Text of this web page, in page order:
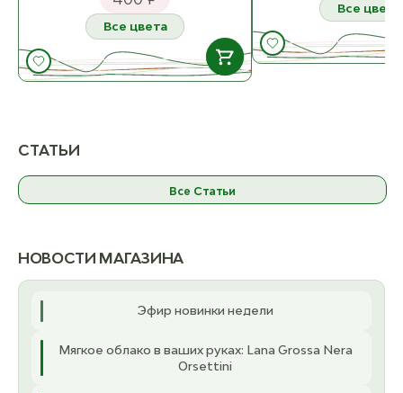
Все цвета
К товару
Все цвета
К товару
СТАТЬИ
Все Статьи
НОВОСТИ МАГАЗИНА
Эфир новинки недели
Мягкое облако в ваших руках: Lana Grossa Nera
Orsettini